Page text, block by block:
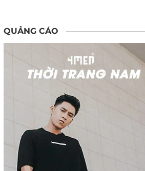
QUẢNG CÁO